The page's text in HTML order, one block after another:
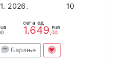
2026.
10
сега од
1.649 EUR
,00
Барање